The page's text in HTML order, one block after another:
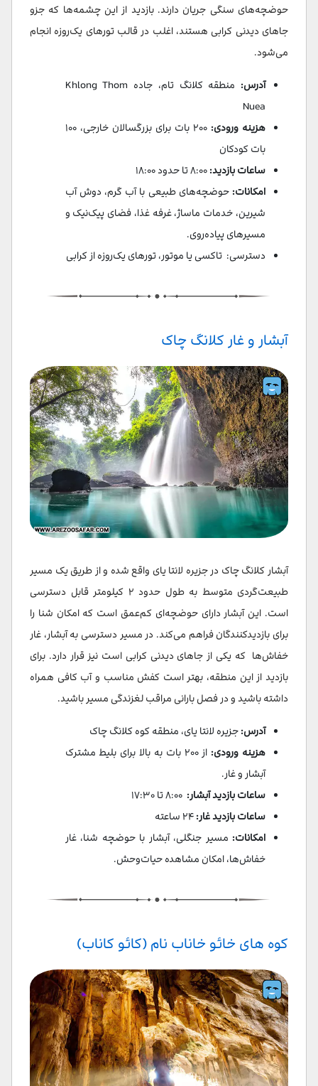
حوضچه‌های سنگی جریان دارند. بازدید از این چشمه‌ها که جزو
جاهای دیدنی کرابی هستند، اغلب در قالب تورهای یک‌روزه انجام
می‌شود.
آدرس:
منطقه کلانگ تام، جاده Khlong Thom
Nuea
هزینه ورودی:
۲۰۰ بات برای بزرگسالان خارجی، ۱۰۰
بات کودکان
ساعات بازدید:
امکانات: حوضچه‌های طبیعی با آب گرم، دوش آب
شیرین، خدمات ماساژ، غرفه غذا، فضای پیک‌نیک و
مسیرهای پیاده‌روی.
دسترسی: تاکسی یا موتور، تورهای یک‌روزه از کرابی
آبشار و غار کلانگ چاک
آبشار کلانگ چاک در جزیره لانتا یای واقع شده و از طریق یک مسیر
طبیعت‌گردی متوسط به طول حدود ۲ کیلومتر قابل دسترسی
است. این آبشار دارای حوضچه‌ای کم‌عمق است که امکان شنا را
برای بازدیدکنندگان فراهم می‌کند. در مسیر دسترسی به آبشار، غار
خفاش‌ها که یکی از جاهای دیدنی کرابی است نیز قرار دارد. برای
بازدید از این منطقه، بهتر است کفش مناسب و آب کافی همراه
داشته باشید و در فصل بارانی مراقب لغزندگی مسیر باشید.
آدرس:جزیره لانتا یای، منطقه کوه کلانگ چاک
هزینه ورودی:
از ۲۰۰ بات به بالا برای بلیط مشترک
آبشار و غار.
ساعات بازدید آبشار:
ساعات بازدید غار:۲۴ ساعته
امکانات: مسیر جنگلی، آبشار با حوضچه شنا، غار
خفاش‌ها، امکان مشاهده حیات‌وحش.
کوه‌ های خائو خاناب نام (کائو کاناب)